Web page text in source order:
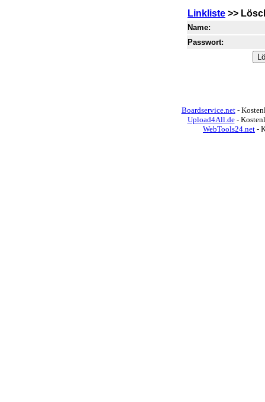
Linkliste >>
Name:
Passwort:
Boardservice.net-
Upload4All.de-
WebTools24.net -